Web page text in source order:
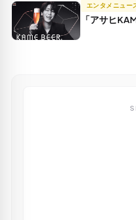
エンタメニュー
「アサヒ